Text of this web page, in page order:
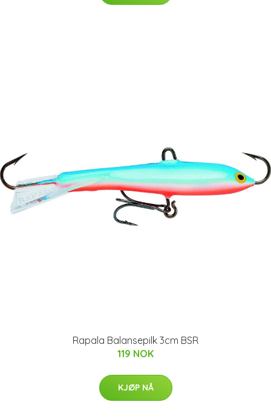
Rapala Balansepilk 3cm BSR
119 NOK
KJØP NÅ